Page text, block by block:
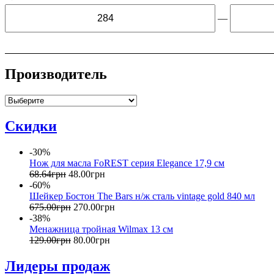
—
Производитель
Скидки
-30%
Нож для масла FoREST серия Elegance 17,9 см
68.64грн 48.00грн
-60%
Шейкер Бостон The Bars н/ж сталь vintage gold 840 мл
675.00грн 270.00грн
-38%
Менажница тройная Wilmax 13 см
129.00грн 80.00грн
Лидеры продаж